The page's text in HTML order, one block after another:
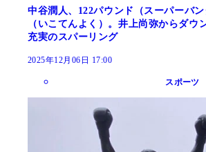
中谷潤人、122パウンド（スーパーバ
（いこてんよく）。井上尚弥からダウ
充実のスパーリング
2025年12月06日 17:00
スポーツ